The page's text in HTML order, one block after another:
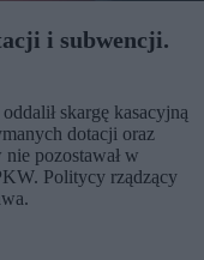
i subwencji.
skargę kasacyjną
dotacji oraz
pozostawał w
Politycy rządzący